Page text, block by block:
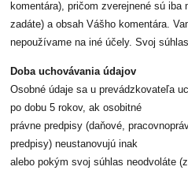
komentára), pričom zverejnené sú
zadáte) a obsah Vášho komentára.
nepoužívame na iné účely. Svoj
Doba uchovávania údajov
Osobné údaje sa u prevádzkovateľa
po dobu 5 rokov, ak osobitné
právne predpisy (daňové,
predpisy) neustanovujú inak
alebo pokým svoj súhlas neodvoláte